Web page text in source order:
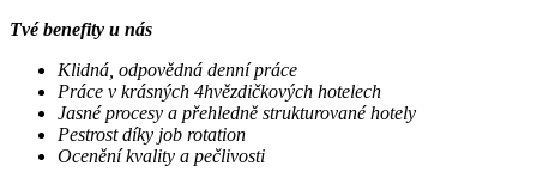
Tvé benefity u nás
Klidná, odpovědná denní práce
Práce v krásných 4hvězdičkových hotelech
Jasné procesy a přehledně strukturované hotely
Pestrost díky job rotation
Ocenění kvality a pečlivosti